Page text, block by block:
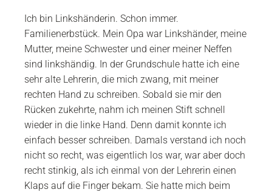
Ich bin Linkshänderin. Schon immer.
Familienerbstück. Mein Opa war Linkshänder, meine
Mutter, meine Schwester und einer meiner Neffen
sind linkshändig. In der Grundschule hatte ich eine
sehr alte Lehrerin, die mich zwang, mit meiner
rechten Hand zu schreiben. Sobald sie mir den
Rücken zukehrte, nahm ich meinen Stift schnell
wieder in die linke Hand. Denn damit konnte ich
einfach besser schreiben. Damals verstand ich noch
nicht so recht, was eigentlich los war, war aber doch
recht stinkig, als ich einmal von der Lehrerin einen
Klaps auf die Finger bekam. Sie hatte mich beim